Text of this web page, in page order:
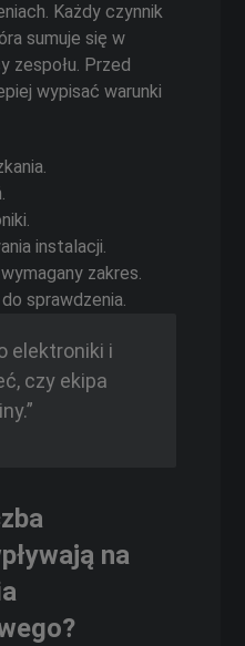
Każdy czynnik
sumuje się w
zespołu. Przed
wypisać warunki
instalacji.
zakres.
sprawdzenia.
elektroniki i
czy ekipa
na